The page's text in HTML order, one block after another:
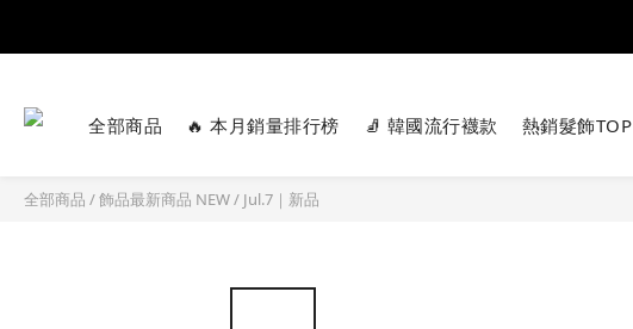
全部商品 🔥 本月銷量排行榜 🧦 韓國流行襪款 熱銷髮飾TOP
全部商品 /飾品最新商品 NEW/ Jul.7｜新品